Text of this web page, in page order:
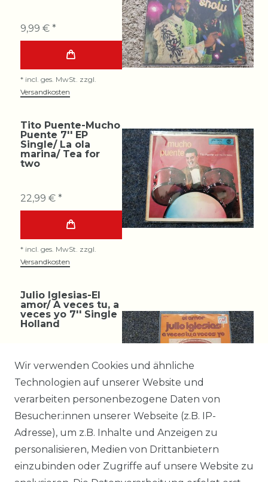
9,99 € *
* incl. ges. MwSt. zzgl.
Versandkosten
Tito Puente-Mucho
Puente 7'' EP
Single/ La ola
marina/ Tea for
two
22,99 € *
* incl. ges. MwSt. zzgl.
Versandkosten
Julio Iglesias-El
amor/ A veces tu, a
veces yo 7'' Single
Holland
12,99 € *
Versandkosten
11 12 13
Wir verwenden Cookies und ähnliche
Technologien auf unserer Website und
verarbeiten personenbezogene Daten von
Besucher:innen unserer Webseite (z.B. IP-
Adresse), um z.B. Inhalte und Anzeigen zu
personalisieren, Medien von Drittanbietern
einzubinden oder Zugriffe auf unsere Website zu